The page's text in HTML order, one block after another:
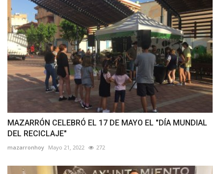
MAZARRÓN CELEBRÓ EL 17 DE MAYO EL "DÍA MUNDIAL
DEL RECICLAJE"
mazarronhoy Mayo 21, 2022 272